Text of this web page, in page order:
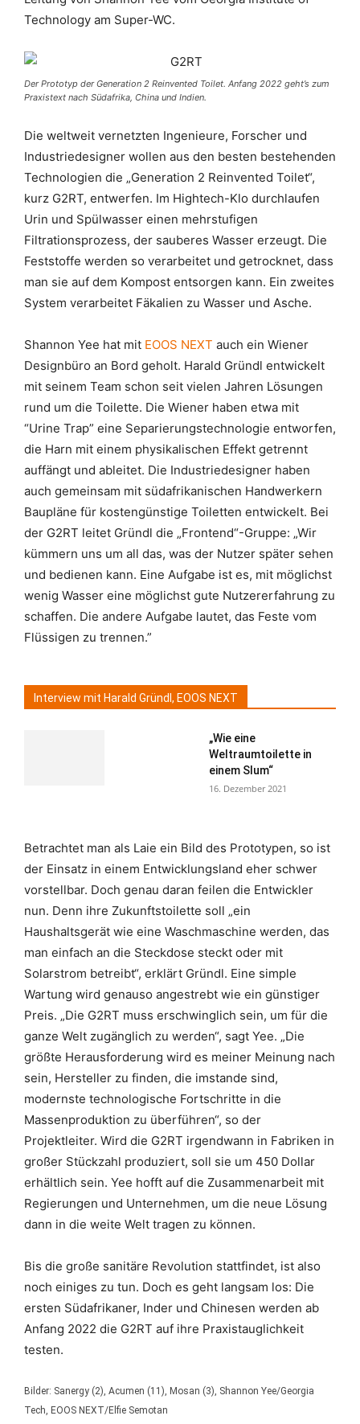
Technology am Super-WC.
Der Prototyp der Generation 2 Reinvented Toilet. Anfang 2022 geht’s zum
Praxistext nach Südafrika, China und Indien.
Die weltweit vernetzten Ingenieure, Forscher und
Industriedesigner wollen aus den besten bestehenden
Technologien die „Generation 2 Reinvented Toilet“,
kurz G2RT, entwerfen. Im Hightech-Klo durchlaufen
Urin und Spülwasser einen mehrstufigen
Filtrationsprozess, der sauberes Wasser erzeugt. Die
Feststoffe werden so verarbeitet und getrocknet, dass
man sie auf dem Kompost entsorgen kann. Ein zweites
System verarbeitet Fäkalien zu Wasser und Asche.
Shannon Yee hat mit EOOS NEXT auch ein Wiener
Designbüro an Bord geholt. Harald Gründl entwickelt
mit seinem Team schon seit vielen Jahren Lösungen
rund um die Toilette. Die Wiener haben etwa mit
“Urine Trap” eine Separierungstechnologie entworfen,
die Harn mit einem physikalischen Effekt getrennt
auffängt und ableitet. Die Industriedesigner haben
auch gemeinsam mit südafrikanischen Handwerkern
Baupläne für kostengünstige Toiletten entwickelt. Bei
der G2RT leitet Gründl die „Frontend“-Gruppe: „Wir
kümmern uns um all das, was der Nutzer später sehen
und bedienen kann. Eine Aufgabe ist es, mit möglichst
wenig Wasser eine möglichst gute Nutzererfahrung zu
schaffen. Die andere Aufgabe lautet, das Feste vom
Flüssigen zu trennen.”
Interview mit Harald Gründl, EOOS NEXT
„Wie eine
Weltraumtoilette in
einem Slum“
16. Dezember 2021
Betrachtet man als Laie ein Bild des Prototypen, so ist
der Einsatz in einem Entwicklungsland eher schwer
vorstellbar. Doch genau daran feilen die Entwickler
nun. Denn ihre Zukunftstoilette soll „ein
Haushaltsgerät wie eine Waschmaschine werden, das
man einfach an die Steckdose steckt oder mit
Solarstrom betreibt“, erklärt Gründl. Eine simple
Wartung wird genauso angestrebt wie ein günstiger
Preis. „Die G2RT muss erschwinglich sein, um für die
ganze Welt zugänglich zu werden“, sagt Yee. „Die
größte Herausforderung wird es meiner Meinung nach
sein, Hersteller zu finden, die imstande sind,
modernste technologische Fortschritte in die
Massenproduktion zu überführen“, so der
Projektleiter. Wird die G2RT irgendwann in Fabriken in
großer Stückzahl produziert, soll sie um 450 Dollar
erhältlich sein. Yee hofft auf die Zusammenarbeit mit
Regierungen und Unternehmen, um die neue Lösung
dann in die weite Welt tragen zu können.
Bis die große sanitäre Revolution stattfindet, ist also
noch einiges zu tun. Doch es geht langsam los: Die
ersten Südafrikaner, Inder und Chinesen werden ab
Anfang 2022 die G2RT auf ihre Praxistauglichkeit
testen.
Bilder: Sanergy (2), Acumen (11), Mosan (3), Shannon Yee/Georgia
Tech, EOOS NEXT/Elfie Semotan